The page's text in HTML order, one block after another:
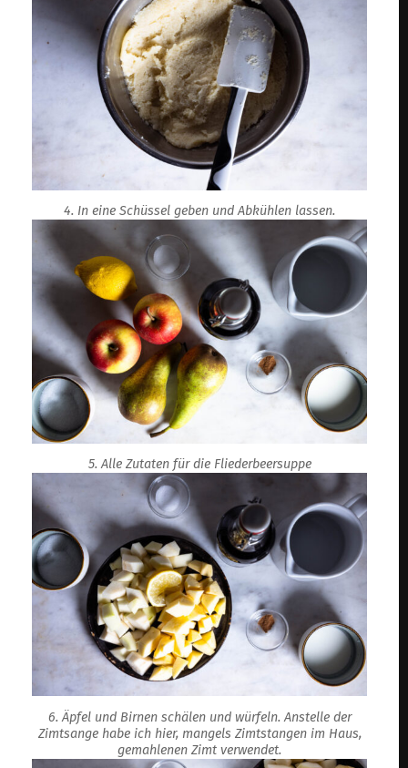
4. In eine Schüssel geben und Abkühlen lassen.
5. Alle Zutaten für die Fliederbeersuppe
6. Äpfel und Birnen schälen und würfeln. Anstelle der
Zimtsange habe ich hier, mangels Zimtstangen im Haus,
gemahlenen Zimt verwendet.